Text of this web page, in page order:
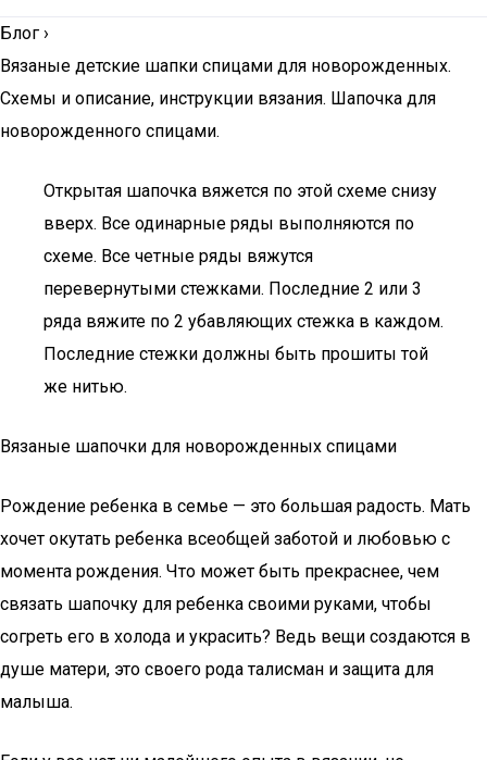
Блог ›
Вязаные детские шапки спицами для новорожденных.
Схемы и описание, инструкции вязания. Шапочка для
новорожденного спицами.
Открытая шапочка вяжется по этой схеме снизу
вверх. Все одинарные ряды выполняются по
схеме. Все четные ряды вяжутся
перевернутыми стежками. Последние 2 или 3
ряда вяжите по 2 убавляющих стежка в каждом.
Последние стежки должны быть прошиты той
же нитью.
Вязаные шапочки для новорожденных спицами
Рождение ребенка в семье — это большая радость. Мать
хочет окутать ребенка всеобщей заботой и любовью с
момента рождения. Что может быть прекраснее, чем
связать шапочку для ребенка своими руками, чтобы
согреть его в холода и украсить? Ведь вещи создаются в
душе матери, это своего рода талисман и защита для
малыша.